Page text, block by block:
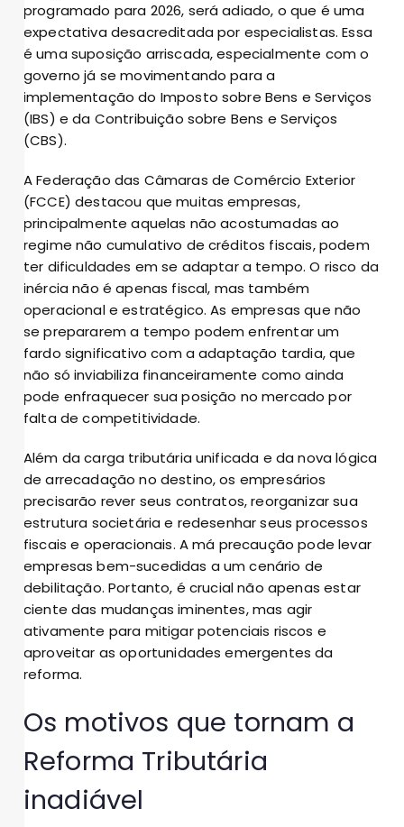
programado para 2026, será adiado, o que é uma
expectativa desacreditada por especialistas. Essa
é uma suposição arriscada, especialmente com o
governo já se movimentando para a
implementação do Imposto sobre Bens e Serviços
(IBS) e da Contribuição sobre Bens e Serviços
(CBS).
A Federação das Câmaras de Comércio Exterior
(FCCE) destacou que muitas empresas,
principalmente aquelas não acostumadas ao
regime não cumulativo de créditos fiscais, podem
ter dificuldades em se adaptar a tempo. O risco da
inércia não é apenas fiscal, mas também
operacional e estratégico. As empresas que não
se prepararem a tempo podem enfrentar um
fardo significativo com a adaptação tardia, que
não só inviabiliza financeiramente como ainda
pode enfraquecer sua posição no mercado por
falta de competitividade.
Além da carga tributária unificada e da nova lógica
de arrecadação no destino, os empresários
precisarão rever seus contratos, reorganizar sua
estrutura societária e redesenhar seus processos
fiscais e operacionais. A má precaução pode levar
empresas bem-sucedidas a um cenário de
debilitação. Portanto, é crucial não apenas estar
ciente das mudanças iminentes, mas agir
ativamente para mitigar potenciais riscos e
aproveitar as oportunidades emergentes da
reforma.
Os motivos que tornam a
Reforma Tributária
inadiável